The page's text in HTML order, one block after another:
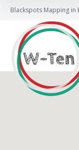
Blackspots Mapping